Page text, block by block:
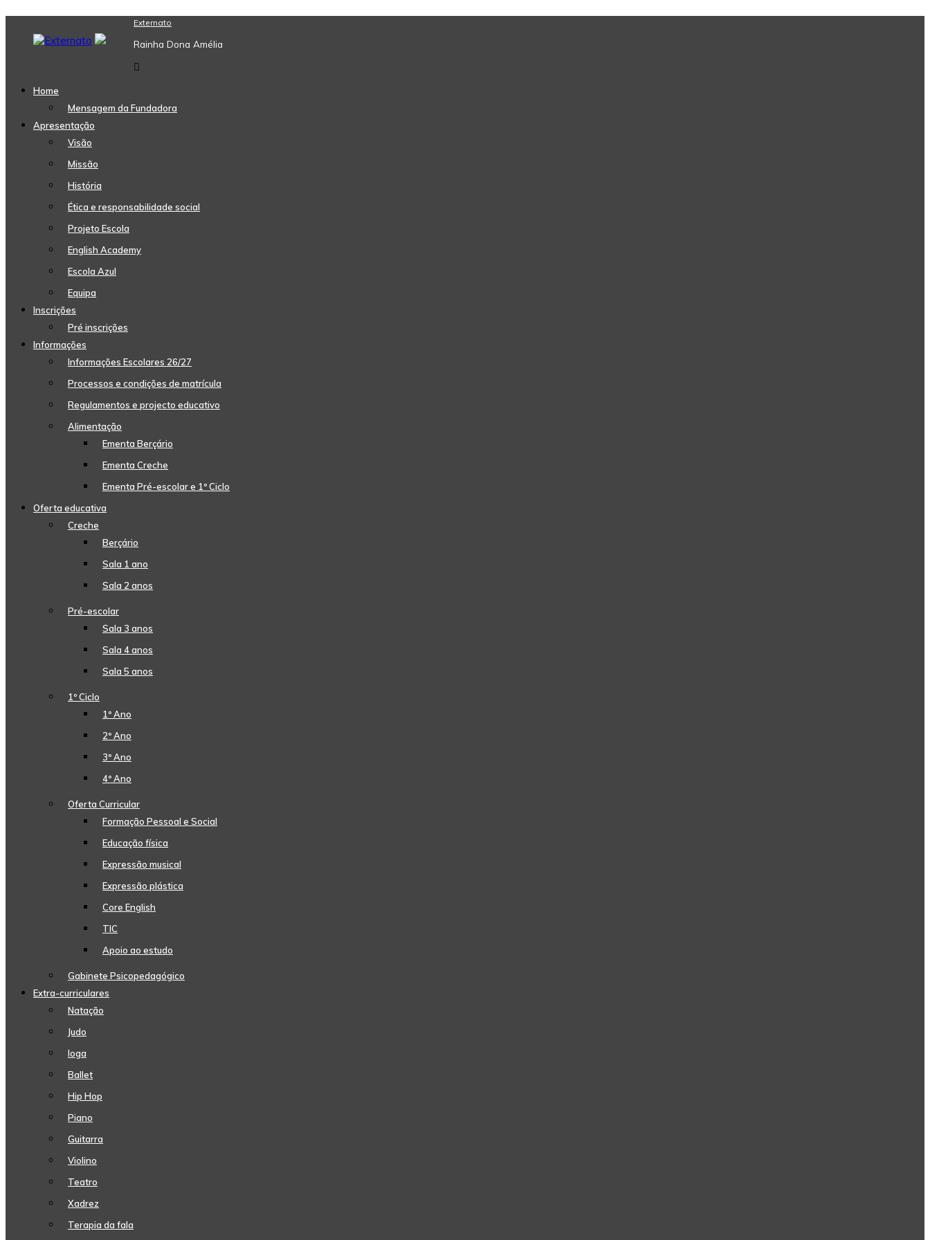
content
Externato
Rainha Dona Amélia
Home
Mensagem da Fundadora
Apresentação
Visão
Missão
História
Ética e responsabilidade social
Projeto Escola
English Academy
Escola Azul
Equipa
Inscrições
Pré inscrições
Informações
Informações Escolares 26/27
Processos e condições de matrícula
Regulamentos e projecto educativo
Alimentação
Ementa Berçário
Ementa Creche
Ementa Pré-escolar e 1º Ciclo
Oferta educativa
Creche
Berçário
Sala 1 ano
Sala 2 anos
Pré-escolar
Sala 3 anos
Sala 4 anos
Sala 5 anos
1º Ciclo
1º Ano
2º Ano
3º Ano
4º Ano
Oferta Curricular
Formação Pessoal e Social
Educação física
Expressão musical
Expressão plástica
Core English
TIC
Apoio ao estudo
Gabinete Psicopedagógico
Extra-curriculares
Natação
Judo
Ioga
Ballet
Hip Hop
Piano
Guitarra
Violino
Teatro
Xadrez
Terapia da fala